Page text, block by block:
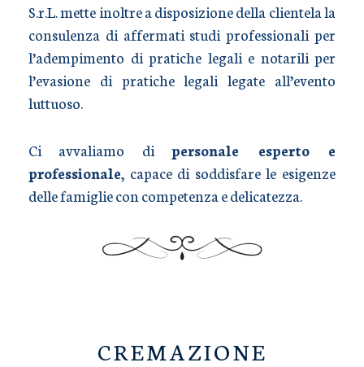
S.r.L. mette inoltre a disposizione della clientela la
consulenza di affermati studi professionali per
l’adempimento di pratiche legali e notarili per
l’evasione di pratiche legali legate all’evento
luttuoso.
Ci avvaliamo dipersonale esperto e
professionale, capace di soddisfare le esigenze
delle famiglie con competenza e delicatezza.
CREMAZIONE